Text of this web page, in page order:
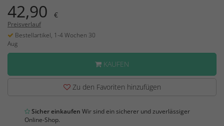
42,90 €
Preisverlauf
Bestellartikel, 1-4 Wochen 30
Aug
KAUFEN
Zu den Favoriten hinzufügen
Sicher einkaufen Wir sind ein sicherer und zuverlässiger
Online-Shop.